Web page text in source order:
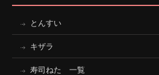
とんすい
キザラ
寿司ねた 一覧